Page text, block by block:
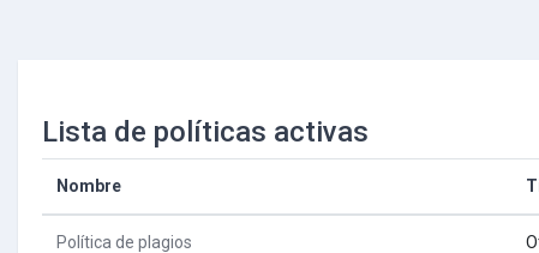
Lista de políticas activas
Nombre
Política de plagios